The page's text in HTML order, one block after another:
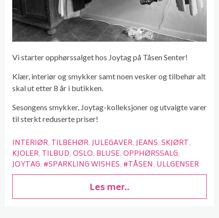
Vi starter opphørssalget hos Joytag på Tåsen Senter!
Klær, interiør og smykker samt noen vesker og tilbehør alt
skal ut etter 8 år i butikken.
Sesongens smykker, Joytag-kolleksjoner og utvalgte varer
til sterkt reduserte priser!
INTERIØR TILBEHØR JULEGAVER JEANS SKJØRT
KJOLER TILBUD OSLO BLUSE OPPHØRSSALG
JOYTAG #SPARKLING WISHES #TÅSEN ULLGENSER
Les mer..